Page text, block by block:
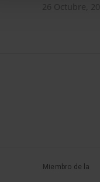
26 Octubre,
Miembro de la